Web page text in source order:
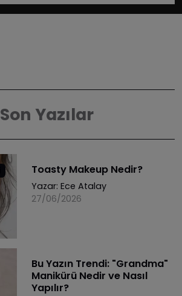
Son Yazılar
Toasty Makeup Nedir?
Yazar: Ece Atalay
27/06/2026
Bu Yazın Trendi: "Grandma"
Manikürü Nedir ve Nasıl
Yapılır?